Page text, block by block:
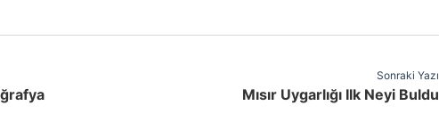
Sonraki Yazı
Mısır Uygarlığı Ilk Neyi Buldu